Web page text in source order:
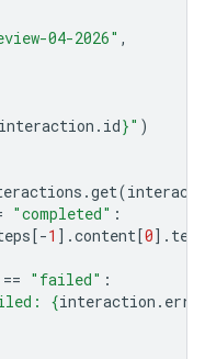
04-2026" ,
interaction . id}" )
.get(
"completed" :
[-1 ] .content[0] . text
== "failed" :
{interaction .